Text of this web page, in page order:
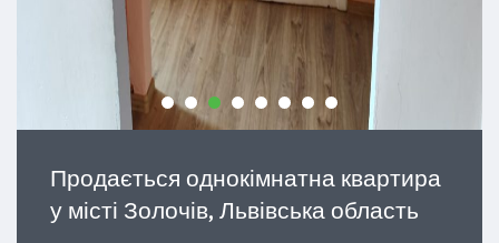
Продається однокімнатна квартира
у місті Золочів, Львівська область